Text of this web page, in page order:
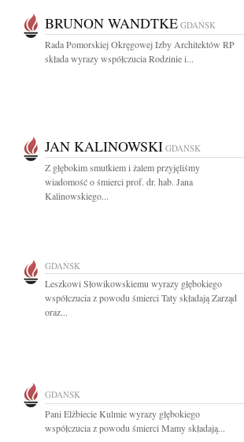
BRUNON WANDTKE GDAŃSK
Rada Pomorskiej Okręgowej Izby Architektów RP
składa wyrazy współczucia Rodzinie i...
JAN KALINOWSKI GDAŃSK
Z głębokim smutkiem i żalem przyjęliśmy
wiadomość o śmierci prof. dr. hab. Jana
Kalinowskiego...
GDAŃSK
Leszkowi Słowikowskiemu wyrazy głębokiego
współczucia z powodu śmierci Taty składają Zarząd
oraz...
GDAŃSK
Pani Elżbiecie Kulmie wyrazy głębokiego
współczucia z powodu śmierci Mamy składają...